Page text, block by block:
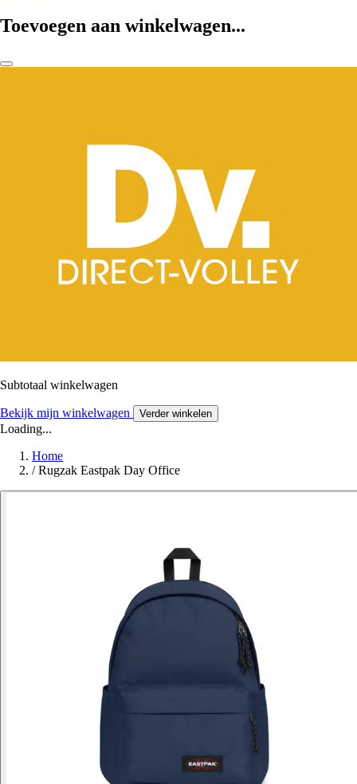
Toevoegen aan winkelwagen...
Subtotaal winkelwagen
Bekijk mijn winkelwagen Verder winkelen
Loading...
Home
/ Rugzak Eastpak Day Office